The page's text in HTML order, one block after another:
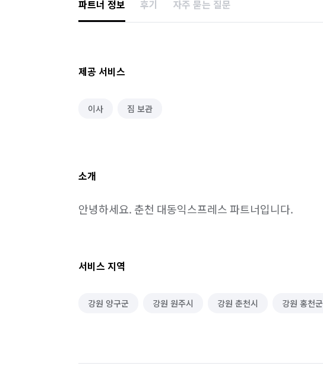
파트너 정보 후기 자주 묻는 질문
제공 서비스
이사 짐 보관
소개
안녕하세요. 춘천 대동익스프레스 파트너입니다.
서비스 지역
강원 양구군 강원 원주시 강원 춘천시 강원 홍천군